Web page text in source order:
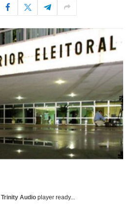
Trinity Audio player ready...